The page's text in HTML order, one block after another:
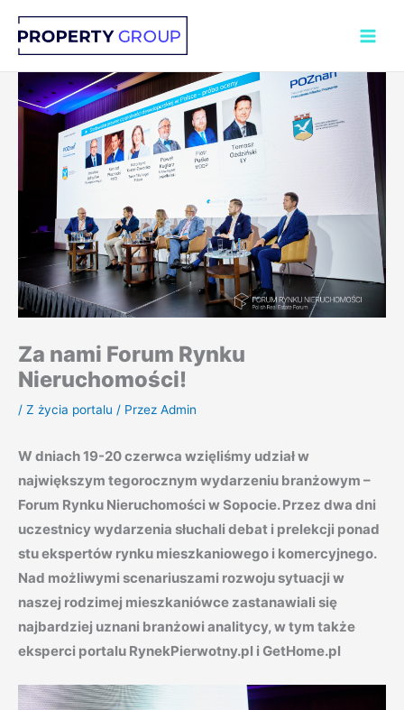
treści
Za nami Forum Rynku
Nieruchomości!
/ Z życia portalu / Przez Admin
W dniach 19-20 czerwca wzięliśmy udział w
największym tegorocznym wydarzeniu branżowym –
Forum Rynku Nieruchomości w Sopocie. Przez dwa dni
uczestnicy wydarzenia słuchali debat i prelekcji ponad
stu ekspertów rynku mieszkaniowego i komercyjnego.
Nad możliwymi scenariuszami rozwoju sytuacji w
naszej rodzimej mieszkaniówce zastanawiali się
najbardziej uznani branżowi analitycy, w tym także
eksperci portalu RynekPierwotny.pl i GetHome.pl